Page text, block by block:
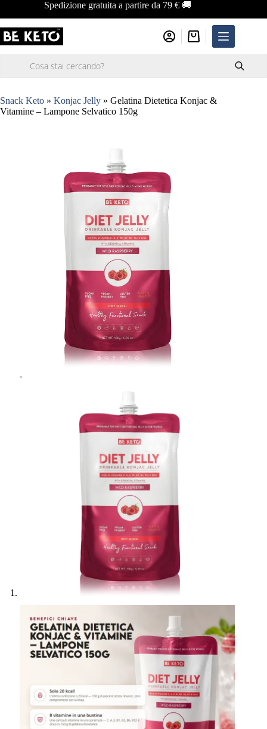
contenuto
Spedizione gratuita a partire da 79 € 🚚
Carrello
Snack Keto » Konjac Jelly » Gelatina Dietetica Konjac &
Vitamine – Lampone Selvatico 150g